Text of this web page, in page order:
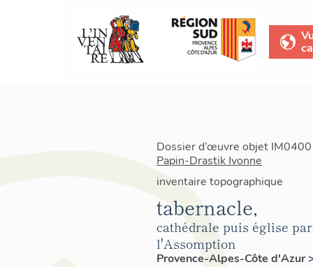
Dossier d’œuvre objet
Papin-Drastik Ivonne
inventaire topographique
tabernacle,
cathédrale puis église
l'Assomption
Provence-Alpes-Côte d'Azur